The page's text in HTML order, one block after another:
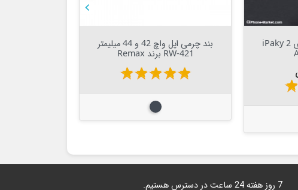

قاب آیفون 7 ، 8 ، اس ای 2 iPaky
star
بند چرمی اپل واچ 42 و 44 میلیمتر
RW-421 برند Remax
star
star
star
star
star
مشکی
7 روز هفته 24 ساعت در دسترس هستیم.